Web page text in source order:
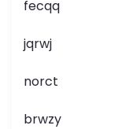
fecqq
jqrwj
norct
brwzy